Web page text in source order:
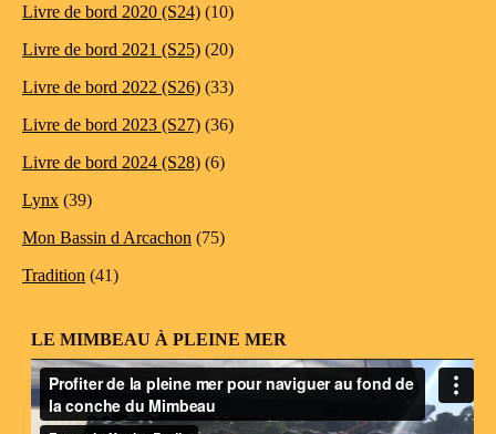
Livre de bord 2020 (S24) (10)
Livre de bord 2021 (S25) (20)
Livre de bord 2022 (S26) (33)
Livre de bord 2023 (S27) (36)
Livre de bord 2024 (S28) (6)
Lynx (39)
Mon Bassin d Arcachon (75)
Tradition (41)
LE MIMBEAU À PLEINE MER
Lecteur
vidéo